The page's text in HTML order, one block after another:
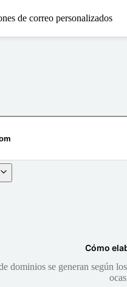
de correo personalizados
Cómo
dominios se generan según